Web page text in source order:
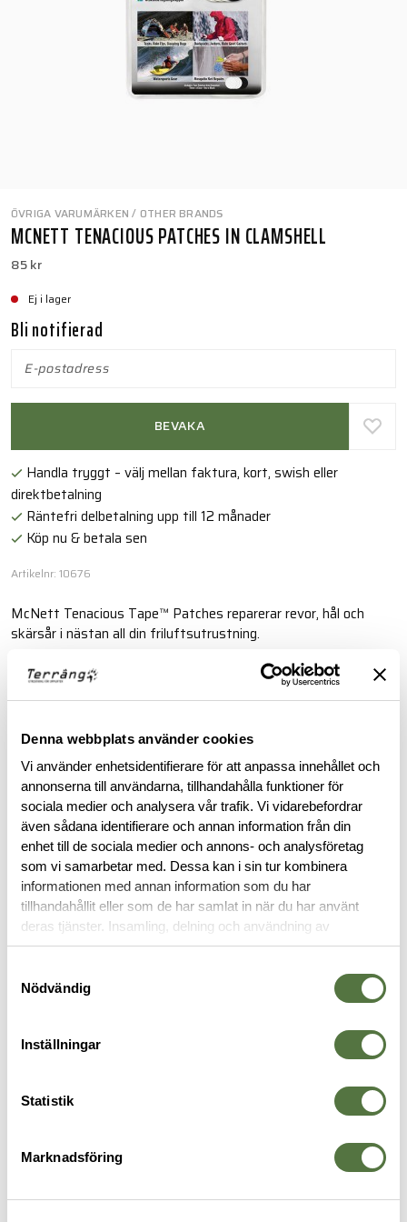
Denna webbplats använder cookies
Vi använder enhetsidentifierare för att anpassa innehållet och
annonserna till användarna, tillhandahålla funktioner för
sociala medier och analysera vår trafik. Vi vidarebefordrar
även sådana identifierare och annan information från din
enhet till de sociala medier och annons- och analysföretag
som vi samarbetar med. Dessa kan i sin tur kombinera
informationen med annan information som du har
tillhandahållit eller som de har samlat in när du har använt
deras tjänster. Insamling, delning och användning av
personuppgifter kan användas för personalisering av
Nödvändig
Inställningar
Statistik
Marknadsföring
ÖVRIGA VARUMÄRKEN / OTHER BRANDS
MCNETT TENACIOUS PATCHES IN CLAMSHELL
85 kr
Ej i lager
Bli notifierad
BEVAKA
Handla tryggt – välj mellan faktura, kort, swish eller
direktbetalning
Räntefri delbetalning upp till 12 månader
Köp nu & betala sen
Artikelnr: 10676
McNett Tenacious Tape™ Patches reparerar revor, hål och
skärsår i nästan all din friluftsutrustning.
Läs mer
BESKRIVNING
RECENSIONER
OM VARUMÄRKET
TILLBEHÖR FÄLT
Paracord 15 meter, desert sand
S-Biner Plastic Size #8-Black